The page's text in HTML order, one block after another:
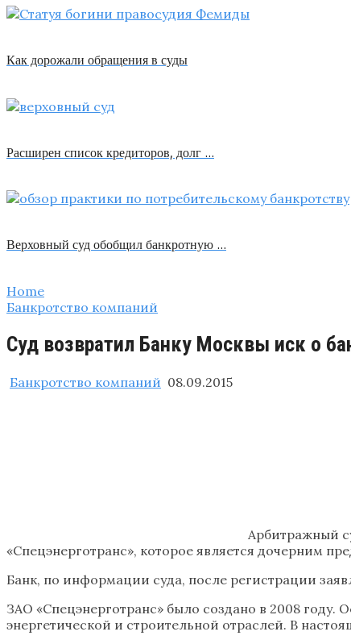
Как дорожали обращения в суды
Расширен список кредиторов, долг …
Верховный суд обобщил банкротную …
Home
Банкротство компаний
Суд возвратил Банку Москвы иск о
Банкротство компаний 08.09.2015
Арбитражный
«Спецэнерготранс», которое является дочерним
Банк, по информации суда, после регистрации
ЗАО «Спецэнерготранс» было создано в 2008
энергетической и строительной отраслей. В